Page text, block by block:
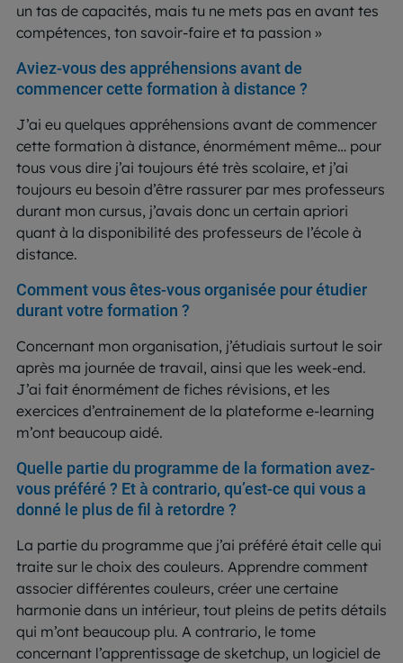
un tas de capacités, mais tu ne mets pas en avant tes
compétences, ton savoir-faire et ta passion »
Aviez-vous des appréhensions avant de
commencer cette formation à distance ?
J’ai eu quelques appréhensions avant de commencer
cette formation à distance, énormément même… pour
tous vous dire j’ai toujours été très scolaire, et j’ai
toujours eu besoin d’être rassurer par mes professeurs
durant mon cursus, j’avais donc un certain apriori
quant à la disponibilité des professeurs de l’école à
distance.
Comment vous êtes-vous organisée pour étudier
durant votre formation ?
Concernant mon organisation, j’étudiais surtout le soir
après ma journée de travail, ainsi que les week-end.
J’ai fait énormément de fiches révisions, et les
exercices d’entrainement de la plateforme e-learning
m’ont beaucoup aidé.
Quelle partie du programme de la formation avez-
vous préféré ? Et à contrario, qu’est-ce qui vous a
donné le plus de fil à retordre ?
La partie du programme que j’ai préféré était celle qui
traite sur le choix des couleurs. Apprendre comment
associer différentes couleurs, créer une certaine
harmonie dans un intérieur, tout pleins de petits détails
qui m’ont beaucoup plu. A contrario, le tome
concernant l’apprentissage de sketchup, un logiciel de